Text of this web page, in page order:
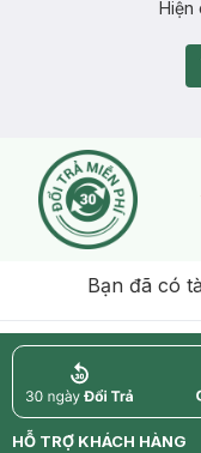
Hiện
Bạn đã có
return
HỖ TRỢ KHÁCH HÀNG